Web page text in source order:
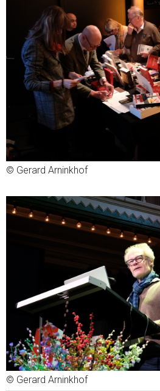
© Gerard Arninkhof
© Gerard Arninkhof